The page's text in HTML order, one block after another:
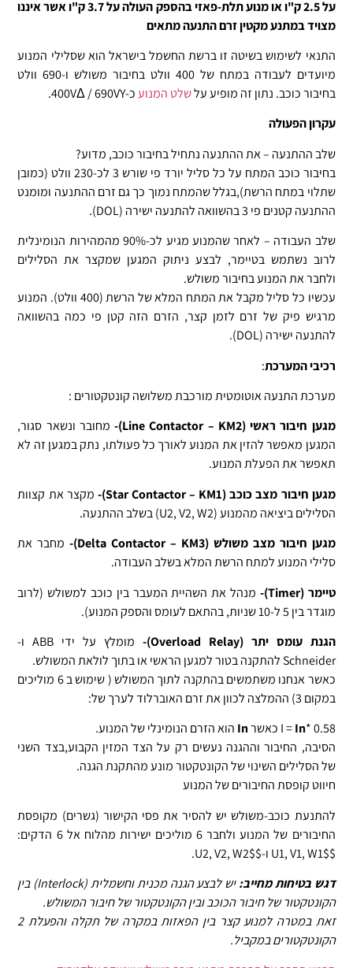
על 2.5 ק"ו או מנוע תלת-פאזי בהספק העולה על 3.7 ק"ו אשר איננו
מצויד במתנע מקטיןזרם התנעה מתאים
התנאי לשימוש בשיטה זו ברשת החשמל בישראל הוא שסלילי המנוע
מיועדים לעבודה במתח של 400 וולט בחיבור משולש ו-690 וולט
בחיבור כוכב. נתון זה מופיע עלשלט המנועכ- 400VΔ/ 690VY
.
עקרון הפעולה
שלב ההתנעה – את ההתנעה נתחיל בחיבור כוכב, מדוע?
בחיבור כוכב המתח על כל סליל יורד פי שורש 3 לכ-230 וולט (כמובן
שתלוי במתח הרשת),בגלל שהמתח נמוך כך גם זרם ההתנעה ומומנט
ההתנעה קטנים פי 3 בהשוואה להתנעה ישירה (DOL).
שלב העבודה – לאחר שהמנוע מגיע לכ-90% מהמהירות הנומינלית
לרוב נשתמש בטיימר, לבצע ניתוק המגען שמקצר את הסלילים
ולחבר את המנוע בחיבור משולש.
עכשיו כל סליל מקבל את המתח המלא של הרשת (400 וולט). המנוע
מרגיש פיק של זרם לזמן קצר, הזרם הזה קטן פי כמה בהשוואה
להתנעה ישירה (DOL).
רכיבי המערכת:
מערכת התנעה אוטומטית מורכבת משלושה קונטקטורים :
מגען חיבור ראשי (Line Contactor – KM2)-
מחובר ונשאר סגור,
המגען מאפשר להזין את המנוע לאורך כל פעולתו, נתק במגען זה לא
תאפשר את הפעלת המנוע.
מגען חיבור מצב כוכב (Star Contactor – KM1)-
מקצר את קצוות
הסלילים ביציאה מהמנוע (U2, V2, W2) בשלב ההתנעה.
מגען חיבור מצב משולש (Delta Contactor – KM3)-
מחבר את
סלילי המנוע למתח הרשת המלא בשלב העבודה.
טיימר (Timer)-
מנהל את השהיית המעבר בין כוכב למשולש (לרוב
מוגדר בין 5 ל-10 שניות, בהתאם לעומס והספק המנוע).
הגנת עומס יתר (Overload Relay)-
מומלץ על ידי ABB ו-
Schneider להתקנה בטור למגען הראשי או בתוך לולאת המשולש.
כאשר אנחנו משתמשים בהתקנה לתוך המשולש ( שימוש ב 6 מוליכים
במקום 3) ההמלצה לכוון את זרם האוברלוד לערך של:
I =In* 0.58 כאשר In הוא הזרם הנומינלי של המנוע.
הסיבה, החיבור וההגנה נעשים רק על הצד המזין הקבוע,בצד השני
של הסלילים השינוי של הקונטקטור מונע מהתקנת הגנה.
חיווט קופסת החיבורים של המנוע
להתנעת כוכב-משולש יש להסיר את פסי הקישור (גשרים) מקופסת
החיבורים של המנוע ולחבר 6 מוליכים ישירות מהלוח אל 6 הדקים:
$U1, V1, W1$
ו-$U2, V2, W2$
.
דגש בטיחות מחייב:
יש לבצע הגנה מכנית וחשמלית (Interlock) בין
הקונטקטור של חיבור הכוכב ובין הקונטקטור של חיבור המשולש.
זאת במטרה למנוע קצר בין הפאזות במקרה של תקלה והפעלת 2
הקונטקטורים במקביל.
ברוך הבא ל"צומת חשמלאים" ע"פ
תיקון 13 לחוק
הגנת הפרטיות